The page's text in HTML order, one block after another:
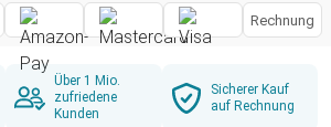
Rechnung
Über 1 Mio.
zufriedene
Kunden
Sicherer Kauf
auf Rechnung